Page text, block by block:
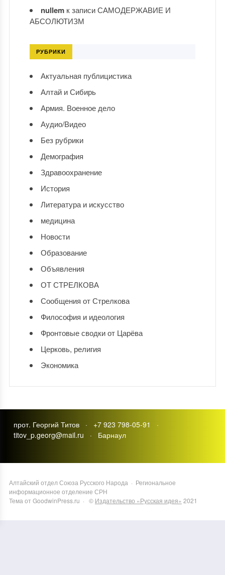
nullemк записиСАМОДЕРЖАВИЕ И
АБСОЛЮТИЗМ
РУБРИКИ
Актуальная публицистика
Алтай и Сибирь
Армия. Военное дело
Аудио/Видео
Без рубрики
Демография
Здравоохранение
История
Литература и искусство
медицина
Новости
Образование
Объявления
ОТ СТРЕЛКОВА
Сообщения от Стрелкова
Философия и идеология
Фронтовые сводки от Царёва
Церковь, религия
Экономика
прот. Георгий Титов · +7 923 798-05-91 ·
titov_p.georg@mail.ru · Барнаул
Алтайский отдел Союза Русского Народа · Региональное
информационное отделение СРН
Тема от GoodwinPress.ru · © Издательство «Русская идея» 2021